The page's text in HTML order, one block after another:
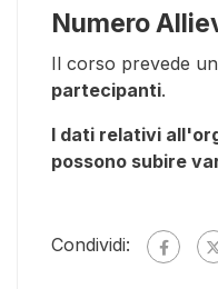
Numero
Il corso prevede
partecipanti.
I dati relativi
possono subire
Condividi: